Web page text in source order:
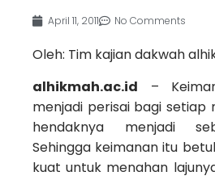
April 11, 2011 No Comments
Oleh: Tim kajian dakwah
alhikmah.ac.id –
menjadi perisai bagi setiap
hendaknya menjadi
Sehingga keimanan itu
kuat untuk menahan